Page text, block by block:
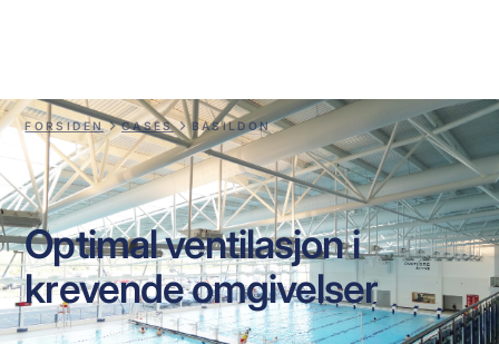
FORSIDEN CASES BASILDON
Optimal ventilasjon i
krevende omgivelser